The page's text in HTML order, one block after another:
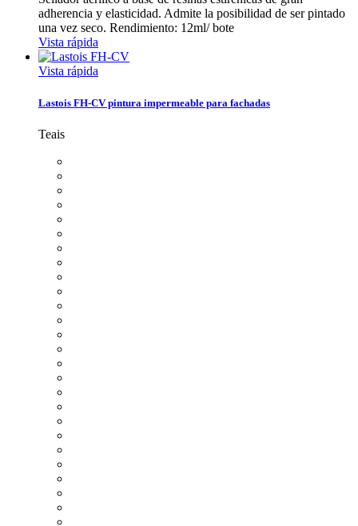
adherencia y elasticidad. Admite la posibilidad de ser pintado
una vez seco. Rendimiento: 12ml/ bote
Vista rápida
Vista rápida
Lastois FH-CV pintura impermeable para fachadas
Teais